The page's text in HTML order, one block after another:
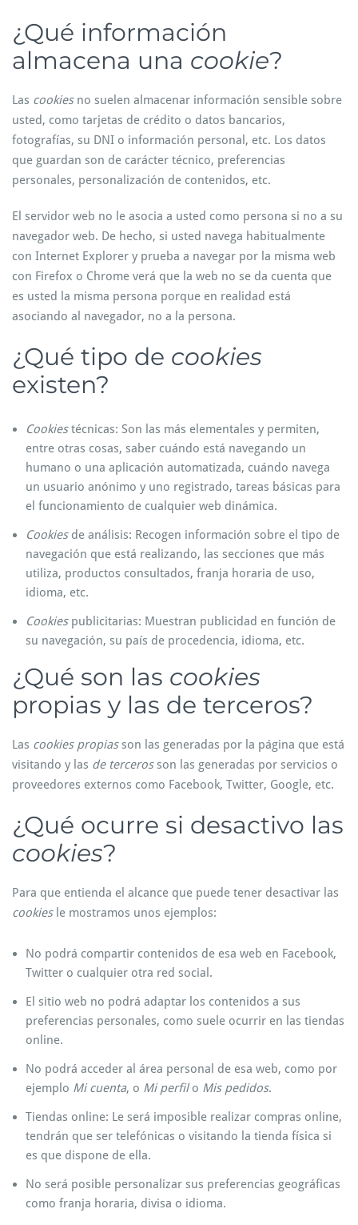
¿Qué información
almacena una cookie?
Las cookiesno suelen almacenar información sensible sobre
usted, como tarjetas de crédito o datos bancarios,
fotografías, su DNI o información personal, etc. Los datos
que guardan son de carácter técnico, preferencias
personales, personalización de contenidos, etc.
El servidor web no le asocia a usted como persona si no a su
navegador web. De hecho, si usted navega habitualmente
con Internet Explorer y prueba a navegar por la misma web
con Firefox o Chrome verá que la web no se da cuenta que
es usted la misma persona porque en realidad está
asociando al navegador, no a la persona.
¿Qué tipo de cookies
existen?
Cookiestécnicas: Son las más elementales y permiten,
entre otras cosas, saber cuándo está navegando un
humano o una aplicación automatizada, cuándo navega
un usuario anónimo y uno registrado, tareas básicas para
el funcionamiento de cualquier web dinámica.
Cookiesde análisis: Recogen información sobre el tipo de
navegación que está realizando, las secciones que más
utiliza, productos consultados, franja horaria de uso,
idioma, etc.
Cookiespublicitarias: Muestran publicidad en función de
su navegación, su país de procedencia, idioma, etc.
¿Qué son las cookies
propias y las de terceros?
Las cookies propiasson las generadas por la página que está
visitando y las de tercerosson las generadas por servicios o
proveedores externos como Facebook, Twitter, Google, etc.
¿Qué ocurre si desactivo las
cookies?
Para que entienda el alcance que puede tener desactivar las
cookiesle mostramos unos ejemplos:
No podrá compartir contenidos de esa web en Facebook,
Twitter o cualquier otra red social.
El sitio web no podrá adaptar los contenidos a sus
preferencias personales, como suele ocurrir en las tiendas
online.
No podrá acceder al área personal de esa web, como por
ejemplo Mi cuenta, o Mi perfilo Mis pedidos.
Tiendas online: Le será imposible realizar compras online,
tendrán que ser telefónicas o visitando la tienda física si
es que dispone de ella.
No será posible personalizar sus preferencias geográficas
como franja horaria, divisa o idioma.